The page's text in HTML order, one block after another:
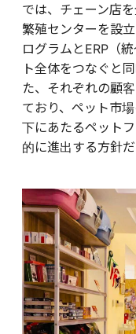
では、チェーン店
繁殖センターを設
ログラムとERP（
ト全体をつなぐと
た、それぞれの顧
ており、ペット市
下にあたるペット
的に進出する方針だ